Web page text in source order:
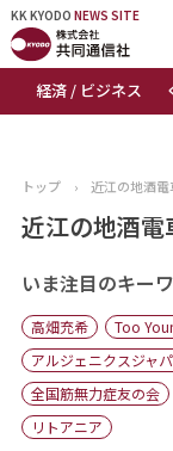
KK KYODO NEWS SITE
経済 / ビジネス
KK KYODONEWS SITE
トップページ
ニュース
おすすめコンテ
出版物
会社概要
トップ › 近江の地酒電
近江の地酒
いま注目のキー
高畑充希 Too
アルジェニクスジャ
全国筋無力症友の会
リトアニア